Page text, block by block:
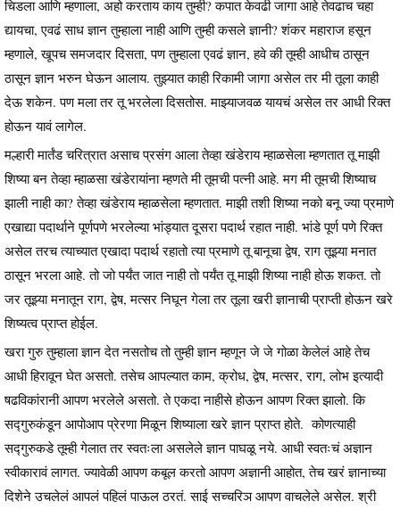
चिडला आणि म्हणाला, अहो करताय काय तुम्ही? कपात केवढी जागा आहे तेवढाच चहा
द्यायचा, एवढं साध ज्ञान तुम्हाला नाही आणि तुम्ही कसले ज्ञानी? शंकर महाराज हसून
म्हणाले, खूपच समजदार दिसता, पण तुम्हाला एवढं ज्ञान, हवे की तूम्ही आधीच ठासून
ठासून ज्ञान भरुन घेऊन आलाय. तुझ्यात काही रिकामी जागा असेल तर मी तूला काही
देऊ शकेन. पण मला तर तू भरलेला दिसतोस. माझ्याजवळ यायचं असेल तर आधी रिक्त
होऊन यावं लागेल.
मल्हारी मार्तंड चरित्रात असाच प्रसंग आला तेव्हा खंडेराय म्हाळसेला म्हणतात तू माझी
शिष्या बन तेव्हा म्हाळसा खंडेरायांना म्हणते मी तूमची पत्नी आहे. मग मी तूमची शिष्याच
झाली नाही का? तेव्हा खंडेराय म्हाळसेला म्हणतात. माझी तशी शिष्या नको बनू ज्या प्रमाणे
एखाद्या पदार्थाने पूर्णपणे भरलेल्या भांड्यात दूसरा पदार्थ रहात नाही. भांडे पूर्ण पणे रिक्त
असेल तरच त्याच्यात एखादा पदार्थ रहातो त्या प्रमाणे तू बानूचा द्वेष, राग तूझ्या मनात
ठासून भरला आहे. तो जो पर्यंत जात नाही तो पर्यंत तू माझी शिष्या नाही होऊ शकत. तो
जर तूझ्या मनातून राग, द्वेष, मत्सर निघून गेला तर तूला खरी ज्ञानाची प्राप्ती होऊन खरे
शिष्यत्व प्राप्त होईल.
खरा गुरु तुम्हाला ज्ञान देत नसतोच तो तुम्ही ज्ञान म्हणून जे जे गोळा केलेलं आहे तेच
आधी हिरावून घेत असतो. तसेच आपल्यात काम, क्रोध, द्वेष, मत्सर, राग, लोभ इत्यादी
षढविकांरानी आपण भरलेले असतो. ते एकदा नाहीसे होऊन आपण रिक्त झालो. कि
सद्गुरुकंडून आपोआप प्रेरणा मिळून शिष्याला खरे ज्ञान प्राप्त होते. कोणत्याही
सद्गुरुकडे तूम्ही गेलात तर स्वतःला असलेले ज्ञान पाघळू नये. आधी स्वतःचं अज्ञान
स्वीकारावं लागत. ज्यावेळी आपण कबूल करतो आपण अज्ञानी आहोत, तेच खरं ज्ञानाच्या
दिशेने उचलेलं आपलं पहिलं पाऊल ठरतं. साई सच्चरिञ आपण वाचलेले असेल. श्री